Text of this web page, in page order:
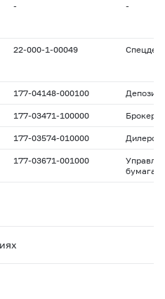
- -
22-000-1-00049
177-04148-000100
177-03471-100000
177-03574-010000
177-03671-001000